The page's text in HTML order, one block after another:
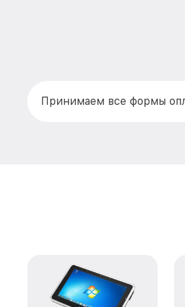
Принимаем все формы